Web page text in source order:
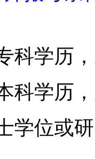
科学历
科学历
学位或